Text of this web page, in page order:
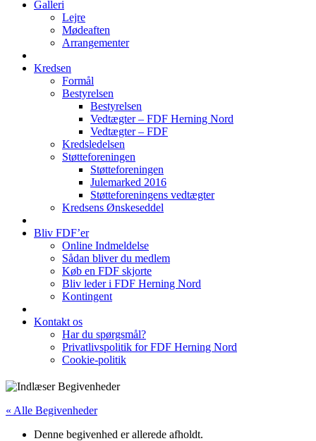
Galleri
Lejre
Mødeaften
Arrangementer
Kredsen
Formål
Bestyrelsen
Bestyrelsen
Vedtægter – FDF Herning Nord
Vedtægter – FDF
Kredsledelsen
Støtteforeningen
Støtteforeningen
Julemarked 2016
Støtteforeningens vedtægter
Kredsens Ønskeseddel
Bliv FDF’er
Online Indmeldelse
Sådan bliver du medlem
Køb en FDF skjorte
Bliv leder i FDF Herning Nord
Kontingent
Kontakt os
Har du spørgsmål?
Privatlivspolitik for FDF Herning Nord
Cookie-politik
« Alle Begivenheder
Denne begivenhed er allerede afholdt.